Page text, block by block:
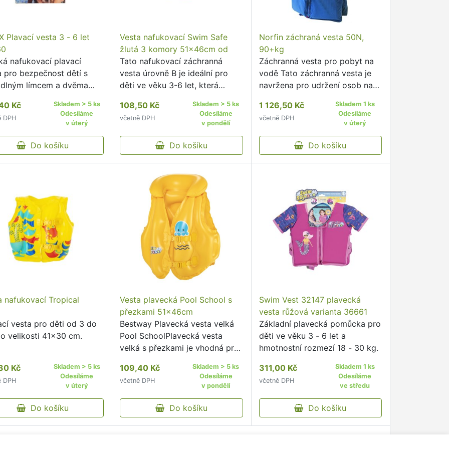
Plavací vesta 3 - 6 let
nafukovací plavací
pro bezpečnost dětí s
límcem a dvěma
Kč
DPH
Skladem > 5 ks
Odesíláme
v úterý
Do košíku
Vesta nafukovací Swim Safe
žlutá 3 komory 51x46cm od
Tato nafukovací záchranná
vesta úrovně B je ideální pro
děti ve věku 3-6 let, která
ale ještě neumí sama plavat.
108,50 Kč
včetně DPH
Skladem > 5 ks
Odesíláme
v pondělí
Do košíku
Norfin záchraná vesta 50N,
90+kg
Záchranná vesta pro pobyt na
vodě Tato záchranná vesta je
navržena pro udržení osob na
1 126,50 Kč
včetně DPH
Skladem 1 ks
Odesíláme
v úterý
Do košíku
nafukovací Tropical
vesta pro děti od 3 do
velikosti 41×30 cm.
Kč
DPH
Skladem > 5 ks
Odesíláme
v úterý
Do košíku
Vesta plavecká Pool School s
přezkami 51x46cm
Bestway Plavecká vesta velká
Pool SchoolPlavecká vesta
velká s přezkami je vhodná pro
109,40 Kč
včetně DPH
Skladem > 5 ks
Odesíláme
v pondělí
Do košíku
Swim Vest 32147 plavecká
vesta růžová varianta 36661
Základní plavecká pomůcka pro
děti ve věku 3 - 6 let a
hmotnostní rozmezí 18 - 30 kg.
311,00 Kč
včetně DPH
Skladem 1 ks
Odesíláme
ve středu
Do košíku